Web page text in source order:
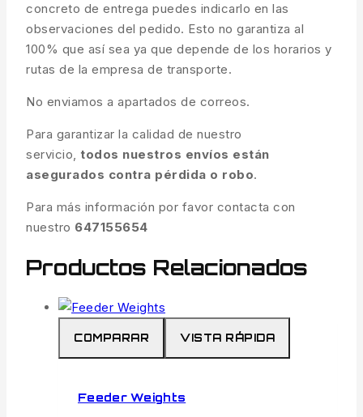
concreto de entrega puedes indicarlo en las
observaciones del pedido. Esto no garantiza al
100% que así sea ya que depende de los horarios y
rutas de la empresa de transporte.
No enviamos a apartados de correos.
Para garantizar la calidad de nuestro
servicio, todos nuestros envíos están
asegurados contra pérdida o robo.
Para más información por favor contacta con
nuestro 647155654
Productos Relacionados
COMPARAR VISTA RÁPIDA
Feeder Weights